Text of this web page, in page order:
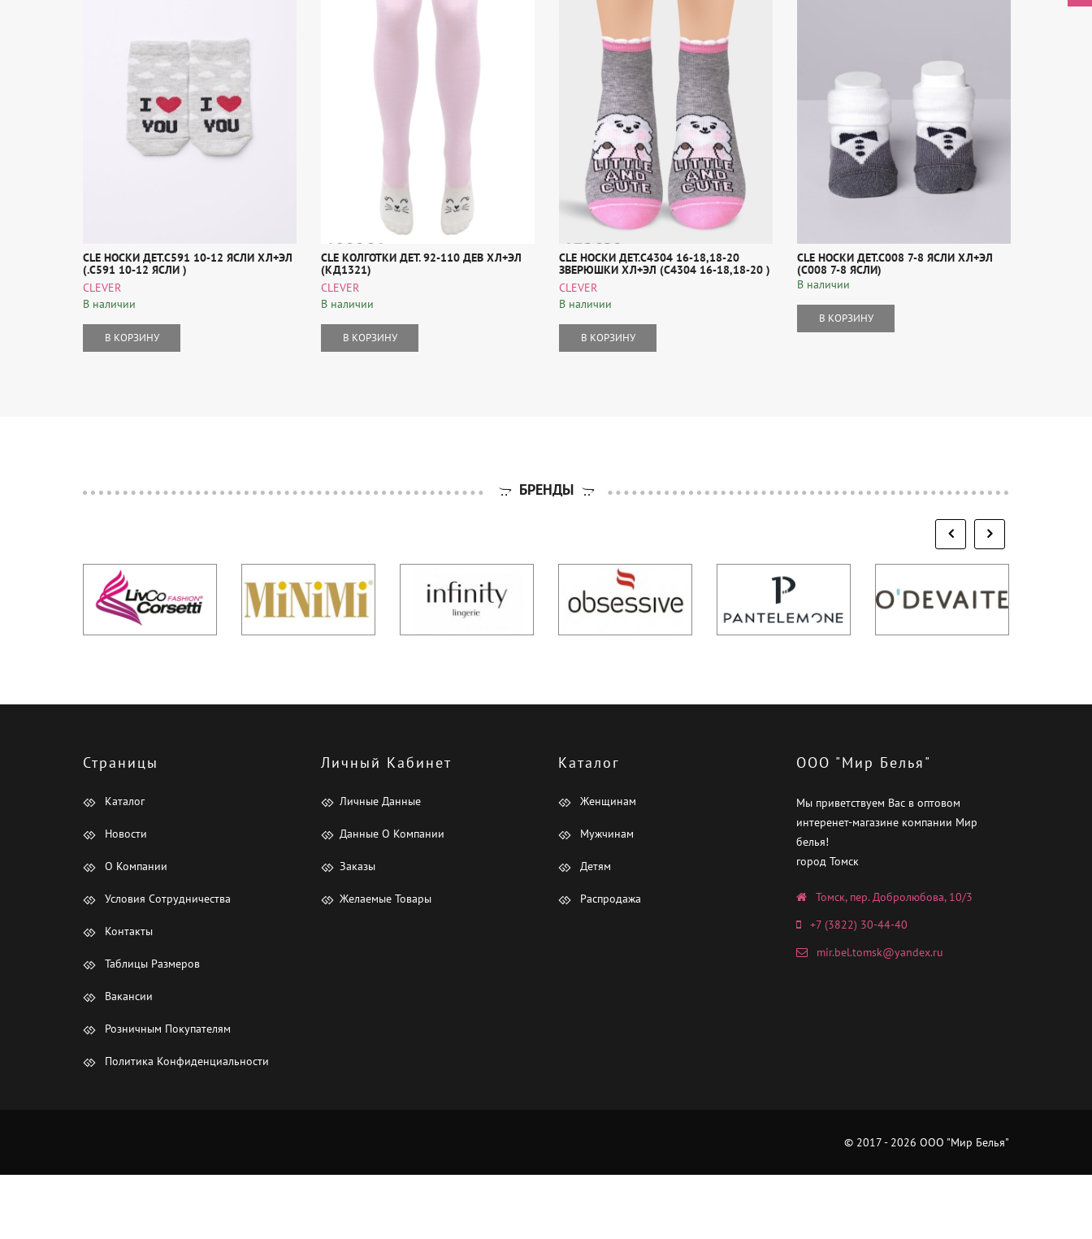
CLE НОСКИ ДЕТ.С591 10-12 ЯСЛИ ХЛ+ЭЛ
(.С591 10-12 ЯСЛИ )
CLEVER
В наличии
В КОРЗИНУ
CLE КОЛГОТКИ ДЕТ. 92-110 ДЕВ ХЛ+ЭЛ
(КД1321)
CLEVER
В наличии
В КОРЗИНУ
CLE НОСКИ ДЕТ.С4304 16-18,18-20
ЗВЕРЮШКИ ХЛ+ЭЛ (С4304 16-18,18-20 )
CLEVER
В наличии
В КОРЗИНУ
CLE НОСКИ ДЕТ.С008 7-8 ЯСЛИ ХЛ+ЭЛ
(С008 7-8 ЯСЛИ)
В наличии
В КОРЗИНУ
БРЕНДЫ
Страницы
Каталог
Новости
О Компании
Условия Сотрудничества
Контакты
Таблицы Размеров
Вакансии
Розничным Покупателям
Политика Конфиденциальности
Личный Кабинет
Личные Данные
Данные О Компании
Заказы
Желаемые Товары
Каталог
Женщинам
Мужчинам
Детям
Распродажа
ООО "Мир Белья"
Мы приветствуем Вас в оптовом
интеренет-магазине компании Мир
белья!
город Томск
Томск, пер. Добролюбова, 10/3
+7 (3822) 30-44-40
mir.bel.tomsk@yandex.ru
© 2017 - 2026 ООО "Мир Белья"